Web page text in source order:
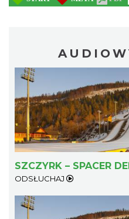
SZCZYRK – SPACER
ODSŁUCHAJ